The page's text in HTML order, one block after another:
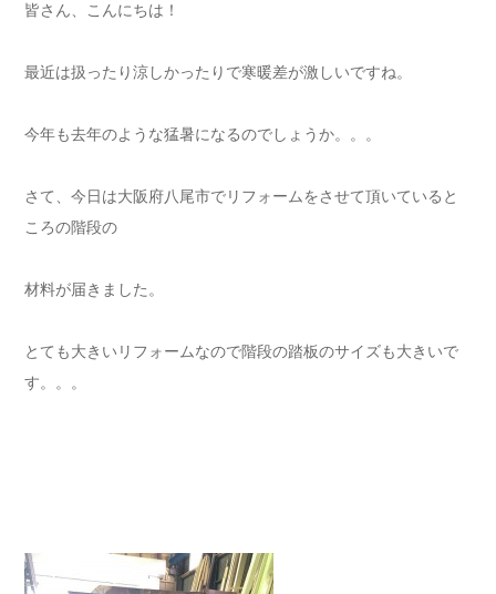
皆さん、こんにちは！
最近は扱ったり涼しかったりで寒暖差が激しいですね。
今年も去年のような猛暑になるのでしょうか。。。
さて、今日は大阪府八尾市でリフォームをさせて頂いていると
ころの階段の
材料が届きました。
とても大きいリフォームなので階段の踏板のサイズも大きいで
す。。。